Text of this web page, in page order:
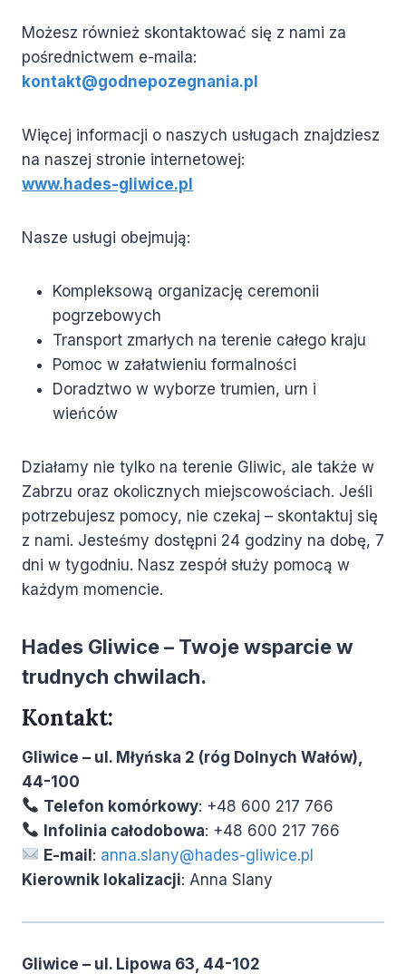
Możesz również skontaktować się z nami za
pośrednictwem e-maila:
kontakt@godnepozegnania.pl
Więcej informacji o naszych usługach znajdziesz
na naszej stronie internetowej:
www.hades-gliwice.pl
Nasze usługi obejmują:
Kompleksową organizację ceremonii
pogrzebowych
Transport zmarłych na terenie całego kraju
Pomoc w załatwieniu formalności
Doradztwo w wyborze trumien, urn i
wieńców
Działamy nie tylko na terenie Gliwic, ale także w
Zabrzu oraz okolicznych miejscowościach. Jeśli
potrzebujesz pomocy, nie czekaj – skontaktuj się
z nami. Jesteśmy dostępni 24 godziny na dobę, 7
dni w tygodniu. Nasz zespół służy pomocą w
każdym momencie.
Hades Gliwice – Twoje wsparcie w
trudnych chwilach.
Kontakt:
Gliwice – ul. Młyńska 2 (róg Dolnych Wałów),
44-100
Telefon komórkowy: +48 600 217 766
Infolinia całodobowa: +48 600 217 766
E-mail: anna.slany@hades-gliwice.pl
Kierownik lokalizacji: Anna Slany
Gliwice – ul. Lipowa 63, 44-102